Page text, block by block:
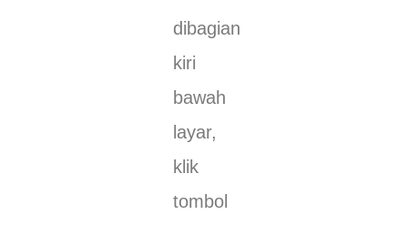
dibagian
kiri
bawah
layar,
klik
tombol